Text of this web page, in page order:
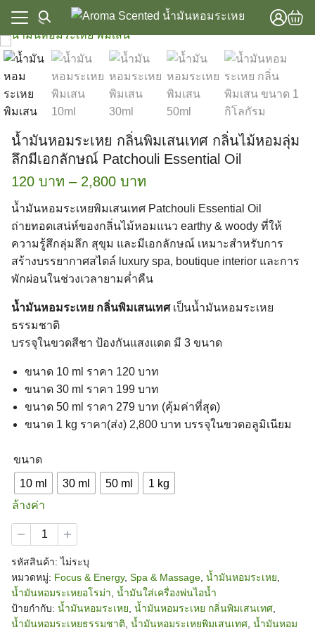
content
ก
ม
Store
ก
งหมด
มน้ำมันหอมระเหย กลิ่นพิมเสนเทศ กลิ่นไม้หอมลุ่ม
ลึกมีเอกลักษณ์ Patchouli Essential Oil
120 บาท – 2,800 บาท
range:
120 บาท
through
2,800 บาท
น้ำมันหอมระเหยพิมเสนเทศ Patchouli Essential Oil
ถ่ายทอดเสน่ห์ของกลิ่นไม้หอมแนว earthy & woody ที่ให้
ความรู้สึกลุ่มลึก สุขุม และมีเอกลักษณ์ เหมาะสำหรับการ
สร้างบรรยากาศสไตล์ luxury spa, boutique interior และการ
พักผ่อนในช่วงเวลายามค่ำคืน
น้ำมันหอมระเหย กลิ่นพิมเสนเทศเป็นน้ำมันหอมระเหย
ธรรมชาติ
บรรจุในขวดสีชา ป้องกันแสงแดด มี 3 ขนาด
ขนาด 10 ml ราคา 120 บาท
ขนาด 30 ml ราคา 199 บาท
ขนาด 50 ml ราคา 279 บาท (คุ้มค่าที่สุด)
ขนาด 1 kg ราคา(ส่ง) 2,800 บาท บรรจุในขวดอลูมิเนียม
ขนาด
10 ml
30 ml 50 ml
1 kg
ล้างค่า
จำนวน
น้ำมัน
หอม
กลิ่น
พิมเสน
เทศ
กลิ่น
รหัสสินค้า:ไม่ระบุ
หมวดหมู่: Focus & Energy, Spa & Massage น้ำมันหอมระเหย
น้ำมันหอมระเหยอโรม่า น้ำมันใส่เครื่องพ่นไอน้ำ
ป้ายกำกับ: น้ำมันหอมระเหย น้ำมันหอมระเหย กลิ่นพิมเสนเทศ
น้ำมันหอมระเหยธรรมชาติ น้ำมันหอมระเหยพิมเสนเทศ น้ำมันหอม